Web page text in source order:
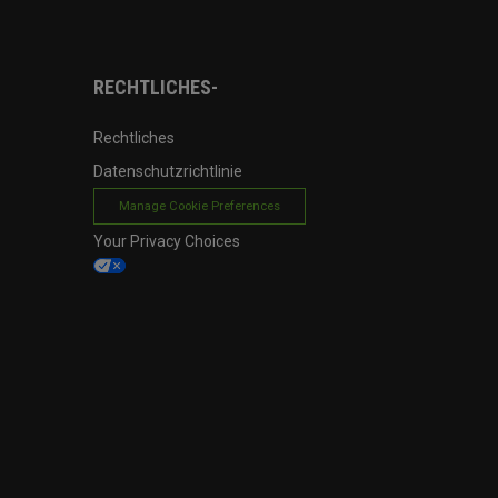
RECHTLICHES-
Rechtliches
Datenschutzrichtlinie
Manage Cookie Preferences
Your Privacy Choices